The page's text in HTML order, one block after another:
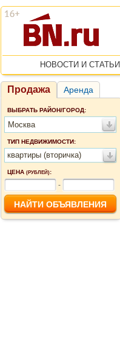
НОВОСТИ И СТАТЬИ
Продажа Аренда
ВЫБРАТЬ РАЙОН/ГОРОД:
Москва
ТИП НЕДВИЖИМОСТИ:
квартиры (вторичка)
ЦЕНА (РУБЛЕЙ):
-